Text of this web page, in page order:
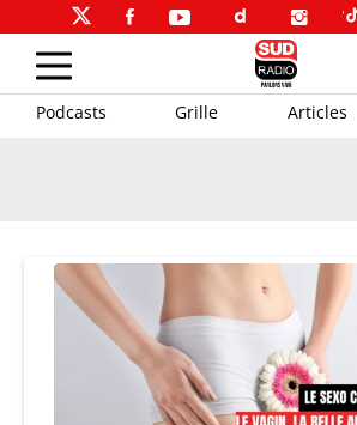
Podcasts Grille Articles